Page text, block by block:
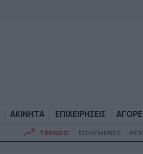
ΑΚΙΝΗΤΑ ΕΠΙΧΕΙΡΗΣΕΙΣ
TRENDS: ΕΙΣΗΓΜΕΝΕΣ